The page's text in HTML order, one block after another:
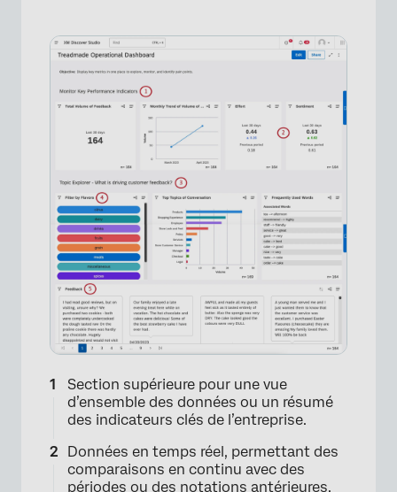
Section supérieure pour une vue
d’ensemble des données ou un résumé
des indicateurs clés de l’entreprise.
Données en temps réel, permettant des
comparaisons en continu avec des
périodes ou des notations antérieures.